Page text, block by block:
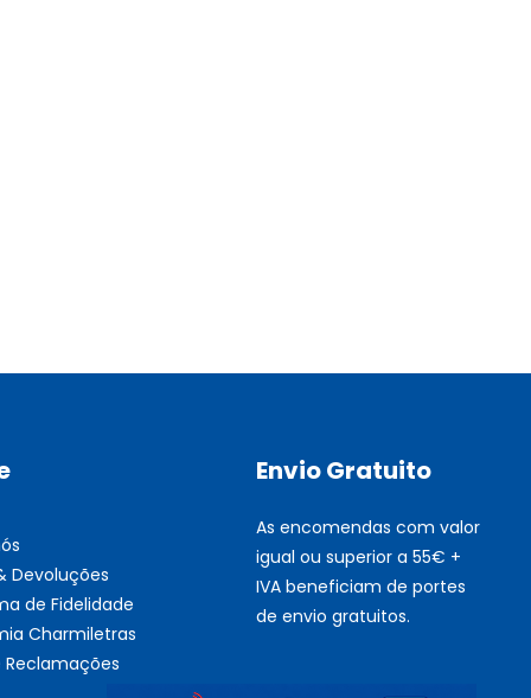
Devoluções
de Fidelidade
Charmiletras
Reclamações
Envio Gratuito
As encomendas com valor
igual ou superior a 55€ +
IVA beneficiam de portes
de envio gratuitos.